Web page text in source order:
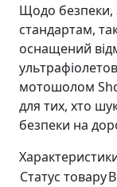
Щодо безпеки,
стандартам,
оснащений
мотошолом
для тих, хто
безпеки на
Статус товару